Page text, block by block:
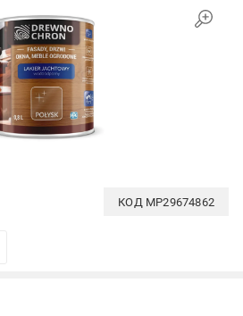
КОД MP29674862